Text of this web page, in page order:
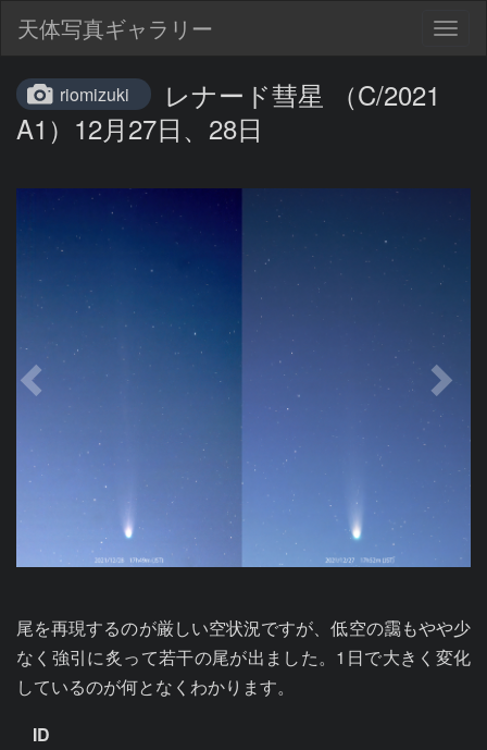
天体写真ギャラリー
riomizuki
レナード彗星 （C/2021
A1）12月27日、28日
尾を再現するのが厳しい空状況ですが、低空の靄もやや少
なく強引に炙って若干の尾が出ました。1日で大きく変化
しているのが何となくわかります。
ID